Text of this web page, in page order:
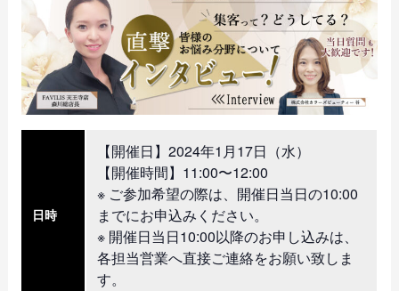
日時
【開催日】2024年1月17日（水）
【開催時間】11:00〜12:00
※ ご参加希望の際は、開催日当日の10:00
までにお申込みください。
※ 開催日当日10:00以降のお申し込みは、
各担当営業へ直接ご連絡をお願い致しま
す。